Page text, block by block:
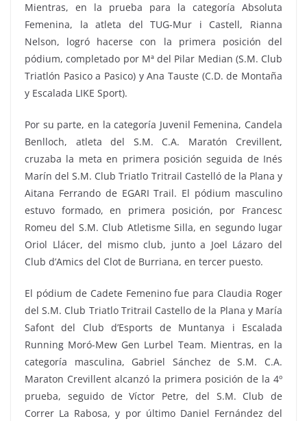
Mientras, en la prueba para la categoría Absoluta
Femenina, la atleta del TUG-Mur i Castell, Rianna
Nelson, logró hacerse con la primera posición del
pódium, completado por Mª del Pilar Median (S.M. Club
Triatlón Pasico a Pasico) y Ana Tauste (C.D. de Montaña
y Escalada LIKE Sport).
Por su parte, en la categoría Juvenil Femenina, Candela
Benlloch, atleta del S.M. C.A. Maratón Crevillent,
cruzaba la meta en primera posición seguida de Inés
Marín del S.M. Club Triatlo Tritrail Castelló de la Plana y
Aitana Ferrando de EGARI Trail. El pódium masculino
estuvo formado, en primera posición, por Francesc
Romeu del S.M. Club Atletisme Silla, en segundo lugar
Oriol Llácer, del mismo club, junto a Joel Lázaro del
Club d’Amics del Clot de Burriana, en tercer puesto.
El pódium de Cadete Femenino fue para Claudia Roger
del S.M. Club Triatlo Tritrail Castello de la Plana y María
Safont del Club d’Esports de Muntanya i Escalada
Running Moró-Mew Gen Lurbel Team. Mientras, en la
categoría masculina, Gabriel Sánchez de S.M. C.A.
Maraton Crevillent alcanzó la primera posición de la 4º
prueba, seguido de Víctor Petre, del S.M. Club de
Correr La Rabosa, y por último Daniel Fernández del